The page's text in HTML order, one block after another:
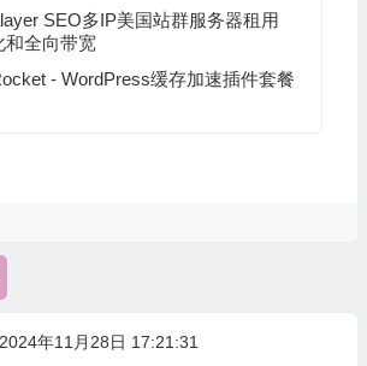
SEO多IP美国站群服务器租用
和全向带宽
- WordPress缓存加速插件套餐
年11月28日 17:21:31